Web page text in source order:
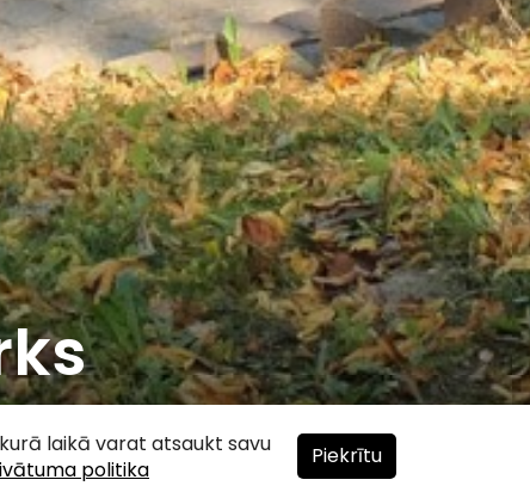
laikā varat atsaukt savu
politika
Piekrītu